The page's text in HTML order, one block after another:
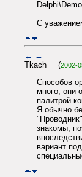
С
← →
Tkach_ (2002-
Способов
много, они
палитрой
Я обычно
знакомы,
вариант